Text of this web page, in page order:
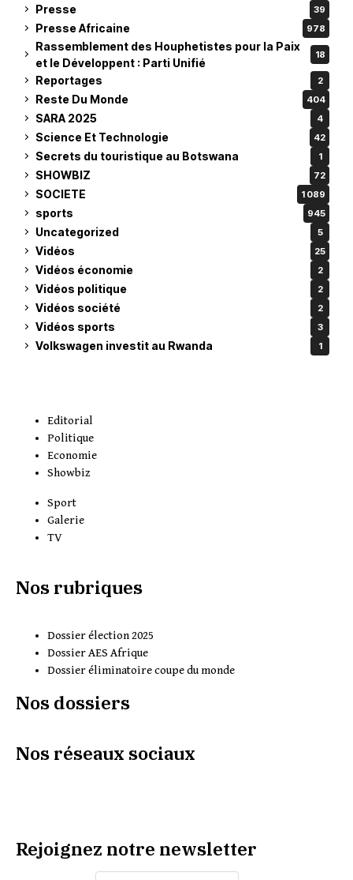
Presse 39
Presse Africaine 978
Rassemblement des Houphetistes pour la Paix
et le Développent : Parti Unifié
18
Reportages 2
Reste Du Monde 404
SARA 2025 4
Science Et Technologie 42
Secrets du touristique au Botswana 1
SHOWBIZ 72
SOCIETE 1 089
sports 945
Uncategorized 5
Vidéos 25
Vidéos économie 2
Vidéos politique 2
Vidéos société 2
Vidéos sports 3
Volkswagen investit au Rwanda 1
Editorial
Politique
Economie
Showbiz
Sport
Galerie
TV
Nos rubriques
Dossier élection 2025
Dossier AES Afrique
Dossier éliminatoire coupe du monde
Nos dossiers
Nos réseaux sociaux
Rejoignez notre newsletter